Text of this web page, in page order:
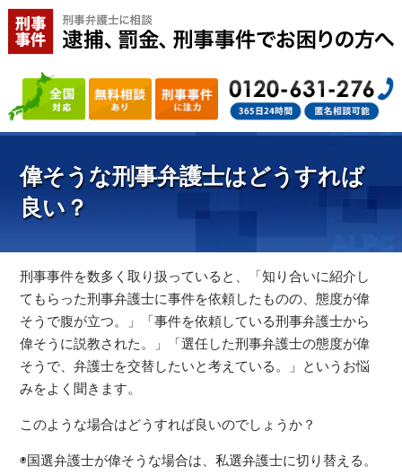
偉そうな刑事弁護士はどうすれば
良い？
刑事事件を数多く取り扱っていると、「知り合いに紹介し
てもらった刑事弁護士に事件を依頼したものの、態度が偉
そうで腹が立つ。」「事件を依頼している刑事弁護士から
偉そうに説教された。」「選任した刑事弁護士の態度が偉
そうで、弁護士を交替したいと考えている。」というお悩
みをよく聞きます。
このような場合はどうすれば良いのでしょうか？
◉国選弁護士が偉そうな場合は、私選弁護士に切り替える。